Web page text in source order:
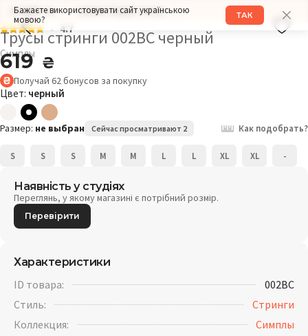
Бажаєте використовувати сайт українською
мовою?
ТАК
РАЗМЕР: XL ОБХВАТ БЕДЕР: 104СМ
4.7
Трусы стринги 002BC черный
Симплы
619 ₴
Получай 62 бонусов за покупку
Цвет: черный
Размер: не выбран Сейчас просматривают 2 Как подобрать?
S S S M M L L XL XL -
Наявність у студіях
Переглянь, у якому магазині є потрібний розмір.
Перевірити
Характеристики
ID товара:
002BC
Стиль:
Стринги
Коллекция:
Симплы